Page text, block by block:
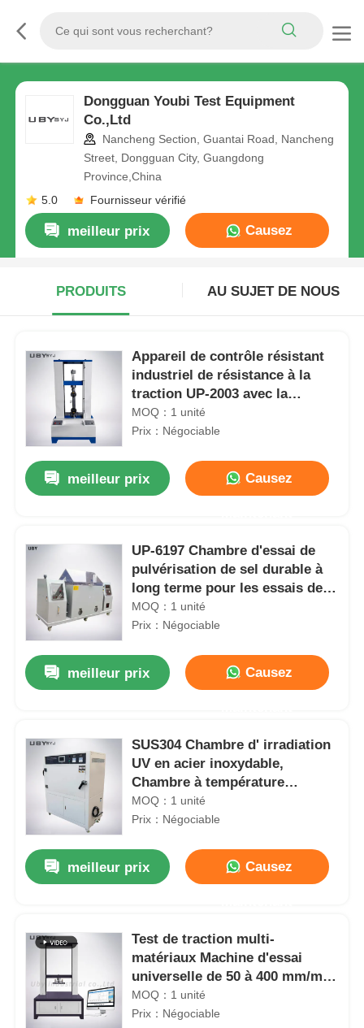
Dongguan Youbi Test Equipment
Co.,Ltd
Nancheng Section, Guantai Road, Nancheng
Street, Dongguan City, Guangdong
Province,China
5.0
Fournisseur vérifié
meilleur prix Causez
PRODUITS
AU SUJET DE NOUS
Appareil de contrôle résistant
industriel de résistance à la
traction UP-2003 avec la
conception à double colonne
MOQ：1 unité
Prix：Négociable
meilleur prix Causez
UP-6197 Chambre d'essai de
pulvérisation de sel durable à
long terme pour les essais de
corrosion
MOQ：1 unité
Prix：Négociable
meilleur prix Causez
SUS304 Chambre d' irradiation
UV en acier inoxydable,
Chambre à température
accélérée
MOQ：1 unité
Prix：Négociable
meilleur prix Causez
Test de traction multi-
matériaux Machine d'essai
universelle de 50 à 400 mm/min
avec poignées interchangeables
MOQ：1 unité
Prix：Négociable